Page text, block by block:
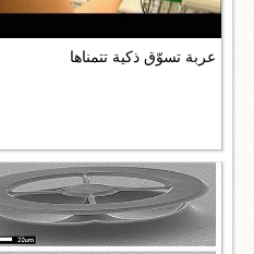
عربة تسوّق ذكية تتمناها